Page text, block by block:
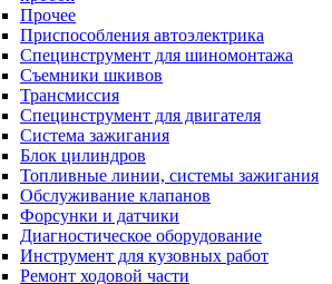
Прочее
Приспособления автоэлектрика
Специнструмент для шиномонтажа
Съемники шкивов
Трансмиссия
Специнструмент для двигателя
Система зажигания
Блок цилиндров
Топливные линии, системы зажигания
Обслуживание клапанов
Форсунки и датчики
Диагностическое оборудование
Инструмент для кузовных работ
Ремонт ходовой части